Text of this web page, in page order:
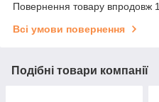
Повернення товару впродовж
Всі умови повернення
Подібні товари компанії